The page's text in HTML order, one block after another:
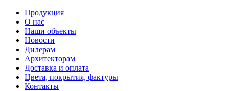
Продукция
О нас
Наши объекты
Новости
Дилерам
Архитекторам
Доставка и оплата
Цвета, покрытия, фактуры
Контакты